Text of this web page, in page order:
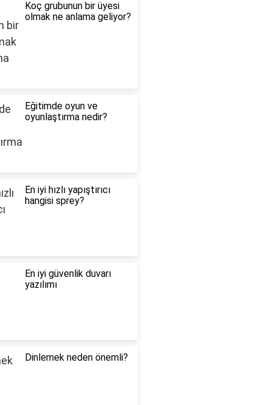
Koç grubunun bir üyesi
olmak ne anlama geliyor?
Eğitimde oyun ve
oyunlaştırma nedir?
En iyi hızlı yapıştırıcı
hangisi sprey?
En iyi güvenlik duvarı
yazılımı
Dinlemek neden önemli?